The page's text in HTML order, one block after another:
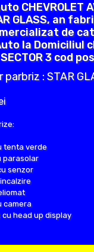
CHEVROLET
GLASS, an
de
la Domiciliul
3 cod
: STAR
tenta verde
parasolar
senzor
camera
cu head up display